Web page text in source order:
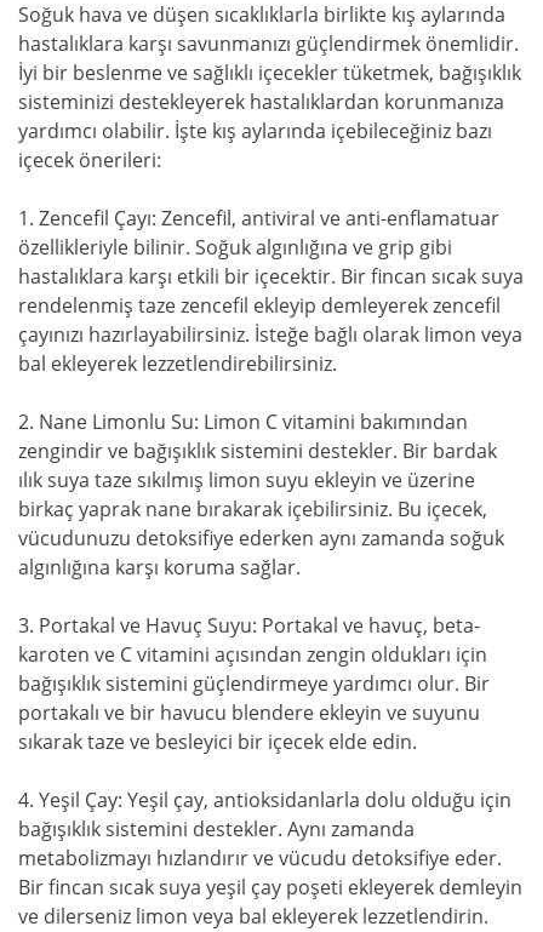
Soğuk hava ve düşen sıcaklıklarla birlikte kış aylarında
hastalıklara karşı savunmanızı güçlendirmek önemlidir.
İyi bir beslenme ve sağlıklı içecekler tüketmek, bağışıklık
sisteminizi destekleyerek hastalıklardan korunmanıza
yardımcı olabilir. İşte kış aylarında içebileceğiniz bazı
içecek önerileri:
1. Zencefil Çayı: Zencefil, antiviral ve anti-enflamatuar
özellikleriyle bilinir. Soğuk algınlığına ve grip gibi
hastalıklara karşı etkili bir içecektir. Bir fincan sıcak suya
rendelenmiş taze zencefil ekleyip demleyerek zencefil
çayınızı hazırlayabilirsiniz. İsteğe bağlı olarak limon veya
bal ekleyerek lezzetlendirebilirsiniz.
2. Nane Limonlu Su: Limon C vitamini bakımından
zengindir ve bağışıklık sistemini destekler. Bir bardak
ılık suya taze sıkılmış limon suyu ekleyin ve üzerine
birkaç yaprak nane bırakarak içebilirsiniz. Bu içecek,
vücudunuzu detoksifiye ederken aynı zamanda soğuk
algınlığına karşı koruma sağlar.
3. Portakal ve Havuç Suyu: Portakal ve havuç, beta-
karoten ve C vitamini açısından zengin oldukları için
bağışıklık sistemini güçlendirmeye yardımcı olur. Bir
portakalı ve bir havucu blendere ekleyin ve suyunu
sıkarak taze ve besleyici bir içecek elde edin.
4. Yeşil Çay: Yeşil çay, antioksidanlarla dolu olduğu için
bağışıklık sistemini destekler. Aynı zamanda
metabolizmayı hızlandırır ve vücudu detoksifiye eder.
Bir fincan sıcak suya yeşil çay poşeti ekleyerek demleyin
ve dilerseniz limon veya bal ekleyerek lezzetlendirin.